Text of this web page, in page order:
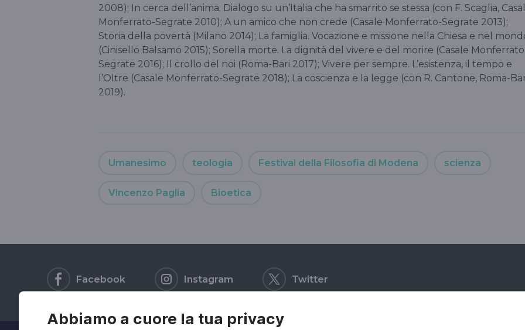
Abbiamo a cuore la tua privacy
2008); In cerca dell’anima. Dialogo su un’Italia che ha smarrito se stessa (con F. Scaglia,
Monferrato-Segrate 2010); A un amico che non crede (Casale Monferrato-Segrate 2013);
Storia della povertà (Milano 2014); La famiglia. Vocazione e missione nella Chiesa e nel
(Cinisello Balsamo 2015); Sorella morte. La dignità del vivere e del morire (Casale
Segrate 2016); Il crollo del noi (Roma-Bari 2017); Vivere per sempre. L’esistenza, il tempo e
l’Oltre (Casale Monferrato-Segrate 2018); La coscienza e la legge (con R. Cantone, Roma-
2019).
Umanesimo teologia Festival della Filosofia di Modena scienza
Vincenzo Paglia Bioetica
Facebook Instagram Twitter